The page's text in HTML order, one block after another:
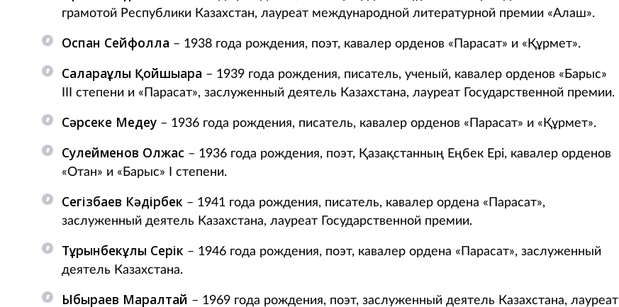
грамотой Республики Казахстан, лауреат международной литературной премии «Алаш».
Оспан Сейфолла – 1938 года рождения, поэт, кавалер орденов «Парасат» и «Құрмет».
Салғараұлы Қойшығара – 1939 года рождения, писатель, ученый, кавалер орденов «Барыс»
ІІІ степени и «Парасат», заслуженный деятель Казахстана, лауреат Государственной премии.
Сәрсеке Медеу – 1936 года рождения, писатель, кавалер орденов «Парасат» и «Құрмет».
Сулейменов Олжас – 1936 года рождения, поэт, Қазақстанның Еңбек Ері, кавалер орденов
«Отан» и «Барыс» І степени.
Сегізбаев Кәдірбек – 1941 года рождения, писатель, кавалер ордена «Парасат»,
заслуженный деятель Казахстана, лауреат Государственной премии.
Тұрғынбекұлы Серік – 1946 года рождения, поэт, кавалер ордена «Парасат», заслуженный
деятель Казахстана.
Ыбыраев Маралтай – 1969 года рождения, поэт, заслуженный деятель Казахстана, лауреат